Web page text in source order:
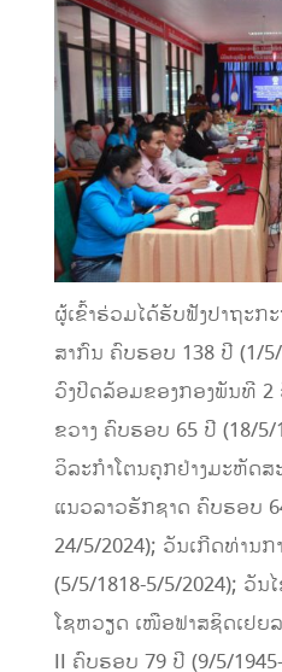
ຜູ້ເຂົ້າຮ່ວມໄດ້ຮັບຟັງປາຖະກ
ສາກົນ ຄົບຮອບ 138 ປີ (1/
ວົງປິດລ້ອມຂອງກອງພັນທີ 2
ຂວາງ ຄົບຮອບ 65 ປີ (18/5/
ວິລະກໍາໂຕນຄຸກຢ່າງມະຫັດ
ແນວລາວຮັກຊາດ ຄົບຮອບ
24/5/2024); ວັນເກີດທ່ານ
(5/5/1818-5/5/2024); ວັ
ໂຊຫວຽດ ເໜືອຟາສຊິດເຢຍ
II ຄົບຮອບ 79 ປີ (9/5/